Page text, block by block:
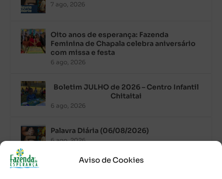
Aviso de Cookies
7 ago, 2026
Oito anos de esperança: Fazenda
Feminina de Chapala celebra aniversário
com missa e festa
6 ago, 2026
Boletim JULHO de 2026 – Centro Infantil
Chitaitai
6 ago, 2026
Palavra Diária (06/08/2026)
6 ago, 2026